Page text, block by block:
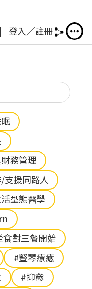
| 登入／註冊
務管理
支援同路人
型態醫學
食對三餐開始
#豎琴療癒
#抑鬱